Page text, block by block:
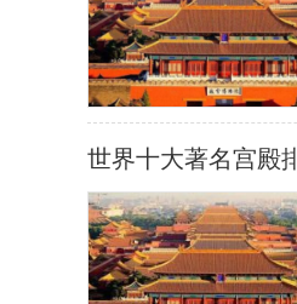
世界十大著名宫殿